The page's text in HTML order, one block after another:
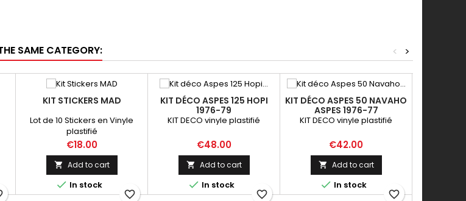
SAME CATEGORY: >
<
KIT STICKERS MAD
Lot de 10 Stickers en Vinyle
plastifié
Price
€18.00
 Add to cart
 In stock
favorite_border
KIT DÉCO ASPES 125 HOPI
1976-79
KIT DECO vinyle plastifié
Price
€48.00
 Add to cart
 In stock
favorite_border
KIT DÉCO ASPES 50 NAVAHO
ASPES 1976-77
KIT DECO vinyle plastifié
Price
€42.00
 Add to cart
 In stock
favorite_border